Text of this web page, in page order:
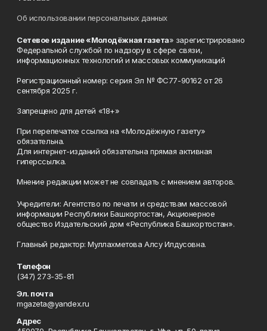
Об использовании персональных данных
Сетевое издание «Молодёжная газета» зарегистрировано
Федеральной службой по надзору в сфере связи,
информационных технологий и массовых коммуникаций
Регистрационный номер: серия Эл № ФС77-90162 от 26
сентября 2025 г.
Запрещено для детей «18+»
При перепечатке ссылка на «Молодёжную газету»
обязательна.
Для интернет-изданий обязательна прямая активная
гиперссылка.
Мнение редакции может не совпадать с мнением авторов.
Учредители: Агентство по печати и средствам массовой
информации Республики Башкортостан, Акционерное
общество Издательский дом «Республика Башкортостан».
Главный редактор: Муллахметова Алсу Илдусовна.
Телефон
(347) 273-35-81
Эл. почта
mgazeta@yandex.ru
Адрес